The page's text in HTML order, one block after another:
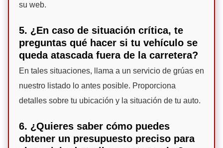
su web.
5. ¿En caso de situación crítica, te
preguntas qué hacer si tu vehículo se
queda atascada fuera de la carretera?
En tales situaciones, llama a un servicio de grúas en
nuestro listado lo antes posible. Proporciona
detalles sobre tu ubicación y la situación de tu auto.
6. ¿Quieres saber cómo puedes
obtener un presupuesto preciso para